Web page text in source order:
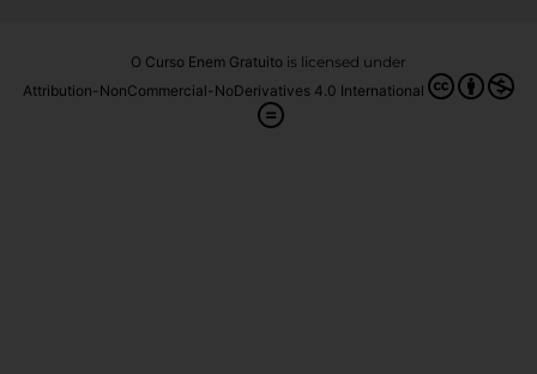
O Curso Enem Gratuito is licensed under
Attribution-NonCommercial-NoDerivatives 4.0 International